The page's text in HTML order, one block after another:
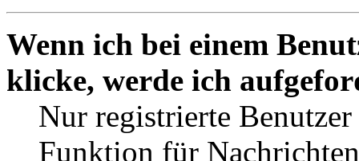
Wenn ich bei einem
klicke, werde ich
Nur registrierte
Funktion für